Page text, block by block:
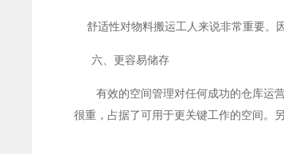
舒适性对物料搬运工人来说非常重要。
六、更容易储存
有效的空间管理对任何成功的仓库运营
很重，占据了可用于更关键工作的空间。